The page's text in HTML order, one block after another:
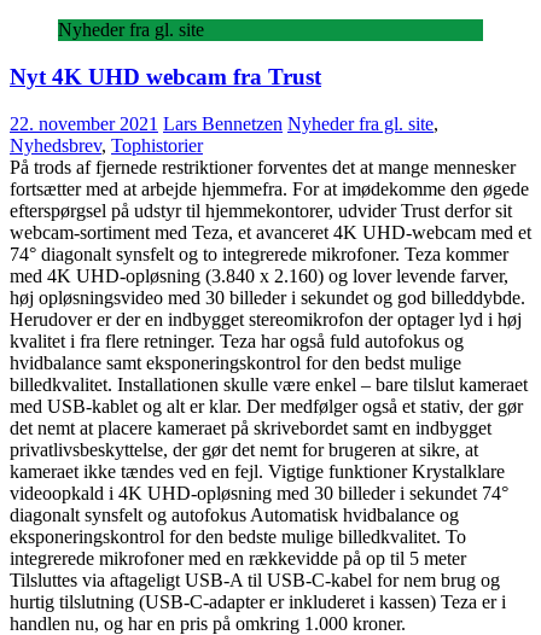
Nyheder fra gl. site
Nyt 4K UHD webcam fra Trust
22. november 2021 Lars Bennetzen Nyheder fra gl. site,
Nyhedsbrev, Tophistorier
På trods af fjernede restriktioner forventes det at mange mennesker
fortsætter med at arbejde hjemmefra. For at imødekomme den øgede
efterspørgsel på udstyr til hjemmekontorer, udvider Trust derfor sit
webcam-sortiment med Teza, et avanceret 4K UHD-webcam med et
74° diagonalt synsfelt og to integrerede mikrofoner. Teza kommer
med 4K UHD-opløsning (3.840 x 2.160) og lover levende farver,
høj opløsningsvideo med 30 billeder i sekundet og god billeddybde.
Herudover er der en indbygget stereomikrofon der optager lyd i høj
kvalitet i fra flere retninger. Teza har også fuld autofokus og
hvidbalance samt eksponeringskontrol for den bedst mulige
billedkvalitet. Installationen skulle være enkel – bare tilslut kameraet
med USB-kablet og alt er klar. Der medfølger også et stativ, der gør
det nemt at placere kameraet på skrivebordet samt en indbygget
privatlivsbeskyttelse, der gør det nemt for brugeren at sikre, at
kameraet ikke tændes ved en fejl. Vigtige funktioner Krystalklare
videoopkald i 4K UHD-opløsning med 30 billeder i sekundet 74°
diagonalt synsfelt og autofokus Automatisk hvidbalance og
eksponeringskontrol for den bedste mulige billedkvalitet. To
integrerede mikrofoner med en rækkevidde på op til 5 meter
Tilsluttes via aftageligt USB-A til USB-C-kabel for nem brug og
hurtig tilslutning (USB-C-adapter er inkluderet i kassen) Teza er i
handlen nu, og har en pris på omkring 1.000 kroner.